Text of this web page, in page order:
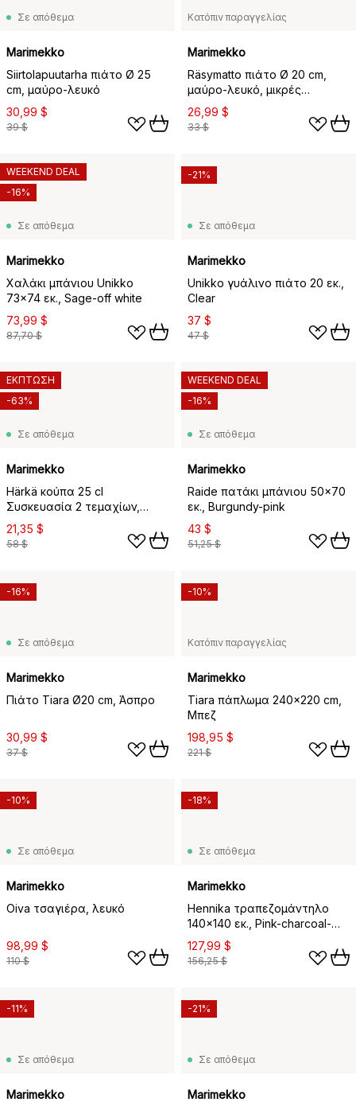
Σε απόθεμα
Marimekko
Siirtolapuutarha πιάτο Ø 25
cm, μαύρο-λευκό
30,99 $
39 $
Κατόπιν παραγγελίας
Marimekko
Räsymatto πιάτο Ø 20 cm,
μαύρο-λευκό, μικρές
κουκίδες
26,99 $
33 $
Σε απόθεμα
Marimekko
Χαλάκι μπάνιου Unikko
73x74 εκ., Sage-off white
73,99 $
87,70 $
WEEKEND DEAL
-16%
Σε απόθεμα
Marimekko
Unikko γυάλινο πιάτο 20 εκ.,
Clear
37 $
47 $
-21%
Σε απόθεμα
Marimekko
Härkä κούπα 25 cl
Συσκευασία 2 τεμαχίων,
λευκό-σκούρο μπορντό-
σκούρο κόκκινο
21,35 $
58 $
ΕΚΠΤΩΣΗ
-63%
Σε απόθεμα
Marimekko
Raide πατάκι μπάνιου 50x70
εκ., Burgundy-pink
43 $
51,25 $
WEEKEND DEAL
-16%
Σε απόθεμα
Marimekko
Πιάτο Tiara Ø20 cm, Άσπρο
30,99 $
37 $
-16%
Κατόπιν παραγγελίας
Marimekko
Tiara πάπλωμα 240x220 cm,
Μπεζ
198,95 $
221 $
-10%
Σε απόθεμα
Marimekko
Oiva τσαγιέρα, λευκό
98,99 $
110 $
-10%
Σε απόθεμα
Marimekko
Hennika τραπεζομάντηλο
140x140 εκ., Pink-charcoal-
sand
127,99 $
156,25 $
-18%
Σε απόθεμα
Marimekko
-11%
Σε απόθεμα
Marimekko
-21%